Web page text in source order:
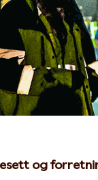
og